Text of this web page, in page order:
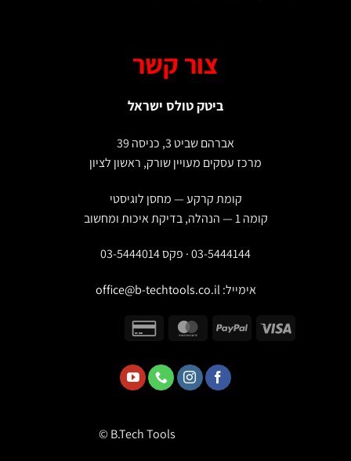
צור קשר
ביטק טולס ישראל
אברהם שביט 3, כניסה 39
מרכז עסקים מעויין שורק, ראשון לציון
קומת קרקע — מחסן לוגיסטי
03-5444144 · פקס 03-5444014
אימייל:office@b-techtools.co.il
© B.Tech Tools